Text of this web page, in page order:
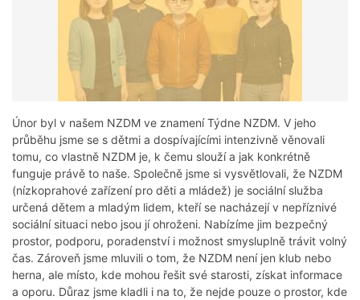
Únor byl v našem NZDM ve znamení Týdne NZDM. V jeho
průběhu jsme se s dětmi a dospívajícími intenzivně věnovali
tomu, co vlastně NZDM je, k čemu slouží a jak konkrétně
funguje právě to naše. Společně jsme si vysvětlovali, že NZDM
(nízkoprahové zařízení pro děti a mládež) je sociální služba
určená dětem a mladým lidem, kteří se nacházejí v nepříznivé
sociální situaci nebo jsou jí ohroženi. Nabízíme jim bezpečný
prostor, podporu, poradenství i možnost smysluplně trávit volný
čas. Zároveň jsme mluvili o tom, že NZDM není jen klub nebo
herna, ale místo, kde mohou řešit své starosti, získat informace
a oporu. Důraz jsme kladli i na to, že nejde pouze o prostor, kde